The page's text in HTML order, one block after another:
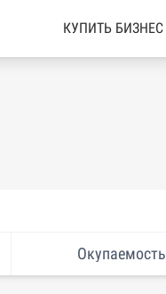
КУПИТЬ БИЗНЕС
Окупаемость